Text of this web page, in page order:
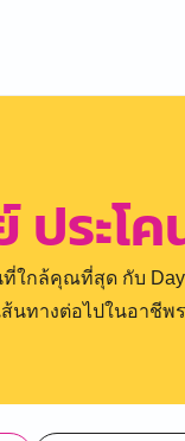
ประโ
ใกล้คุณที่สุด กับ
ส้นทางต่อไปในอาชี